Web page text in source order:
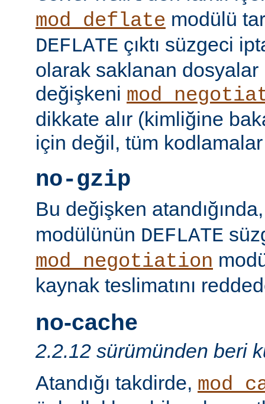
mod_deflate modülü
DEFLATE çıktı süzgeci
olarak saklanan dosyalar
değişkeni
dikkate alır (kimliğine
için değil, tüm
no-gzip
Bu değişken
modülünün DEFLATE
mod_negotiation
kaynak teslimatını
no-cache
2.2.12 sürümünden beri
Atandığı takdirde,